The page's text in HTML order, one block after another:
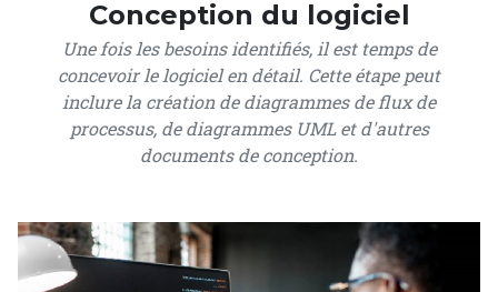
Conception du logiciel
Une fois les besoins identifiés, il est temps de
concevoir le logiciel en détail. Cette étape peut
inclure la création de diagrammes de flux de
processus, de diagrammes UML et d'autres
documents de conception.